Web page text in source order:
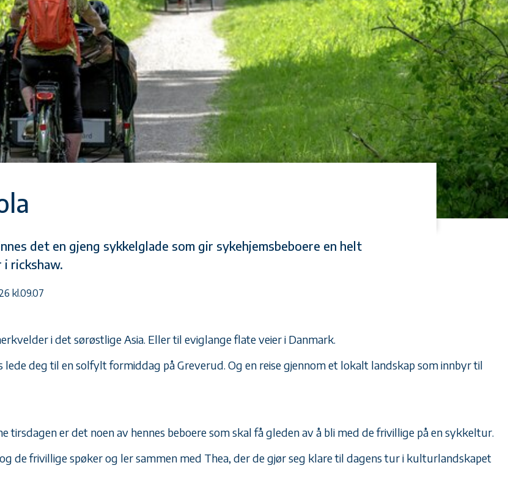
det en gjeng sykkelglade som gir sykehjemsbeboere en helt
i rickshaw.
kl.09.07
i det sørøstlige Asia. Eller til eviglange flate veier i Danmark.
deg til en solfylt formiddag på Greverud. Og en reise gjennom et lokalt landskap som innbyr til
tirsdagen er det noen av hennes beboere som skal få gleden av å bli med de frivillige på en sykkeltur.
de frivillige spøker og ler sammen med Thea, der de gjør seg klare til dagens tur i kulturlandskapet